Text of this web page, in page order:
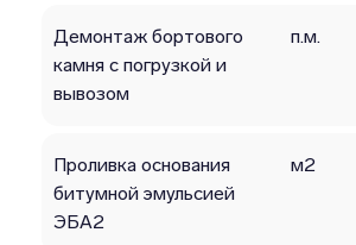
Демонтаж бортового
камня с погрузкой и
вывозом
п.м.
Проливка основания
битумной эмульсией
ЭБА2
м2